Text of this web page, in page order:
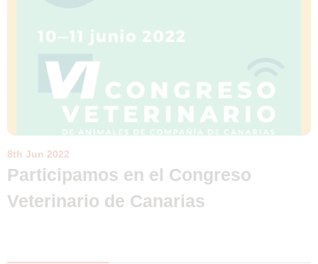
8th Jun 2022
Participamos en el Congreso
Veterinario de Canarias